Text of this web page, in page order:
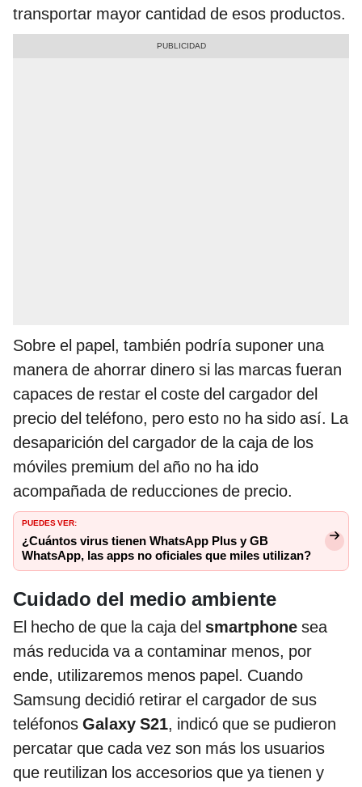
transportar mayor cantidad de esos productos.
Sobre el papel, también podría suponer una
manera de ahorrar dinero si las marcas fueran
capaces de restar el coste del cargador del
precio del teléfono, pero esto no ha sido así. La
desaparición del cargador de la caja de los
móviles premium del año no ha ido
acompañada de reducciones de precio.
PUEDES VER:
¿Cuántos virus tienen WhatsApp Plus y GB
WhatsApp, las apps no oficiales que miles utilizan?
Cuidado del medio ambiente
El hecho de que la caja del smartphone sea
más reducida va a contaminar menos, por
ende, utilizaremos menos papel. Cuando
Samsung decidió retirar el cargador de sus
teléfonos Galaxy S21, indicó que se pudieron
percatar que cada vez son más los usuarios
que reutilizan los accesorios que ya tienen y